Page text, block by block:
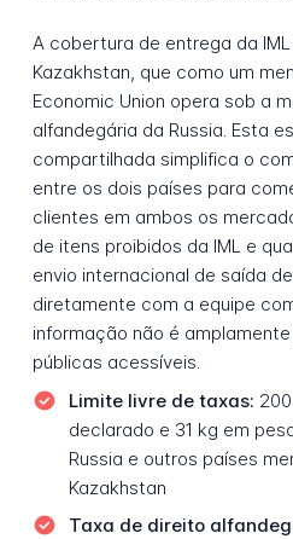
A cobertura de entrega da
Kazakhstan, que como um
Economic Union opera sob a
alfandegária da Russia. Esta
compartilhada simplifica o
entre os dois países para
clientes em ambos os
de itens proibidos da IML e
envio internacional de saída
diretamente com a equipe
informação não é
públicas acessíveis.
Limite livre de taxas:
declarado e 31 kg em
Russia e outros países
Kazakhstan
Taxa de direito